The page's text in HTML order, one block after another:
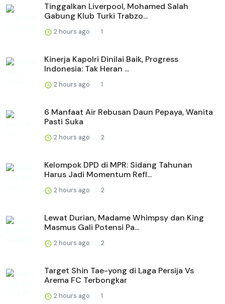
Tinggalkan Liverpool, Mohamed Salah
Gabung Klub Turki Trabzo...
2 hours ago 1
Kinerja Kapolri Dinilai Baik, Progress
Indonesia: Tak Heran ...
2 hours ago 1
6 Manfaat Air Rebusan Daun Pepaya, Wanita
Pasti Suka
2 hours ago 2
Kelompok DPD di MPR: Sidang Tahunan
Harus Jadi Momentum Refl...
2 hours ago 2
Lewat Durian, Madame Whimpsy dan King
Masmus Gali Potensi Pa...
2 hours ago 2
Target Shin Tae-yong di Laga Persija Vs
Arema FC Terbongkar
2 hours ago 1